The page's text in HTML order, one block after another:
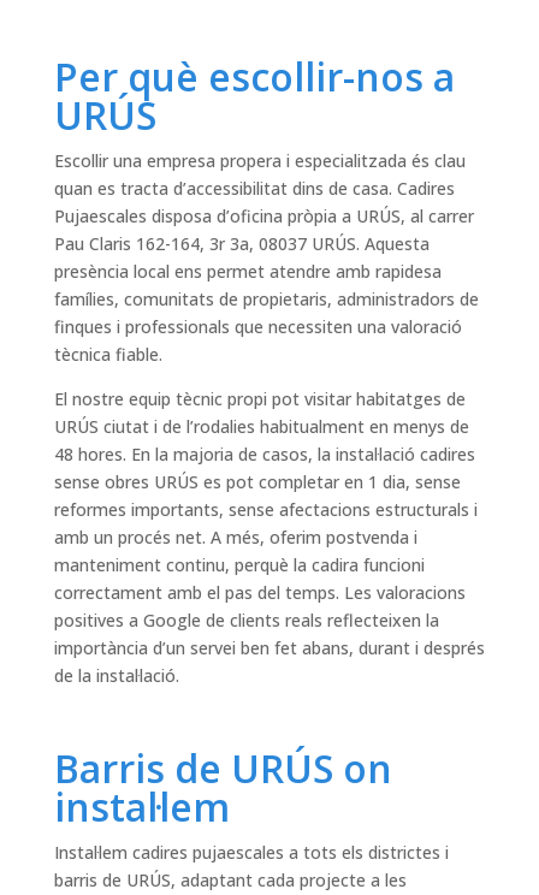
Per què escollir-nos a
URÚS
Escollir una empresa propera i especialitzada és clau
quan es tracta d’accessibilitat dins de casa. Cadires
Pujaescales disposa d’oficina pròpia a URÚS, al carrer
Pau Claris 162-164, 3r 3a, 08037 URÚS. Aquesta
presència local ens permet atendre amb rapidesa
famílies, comunitats de propietaris, administradors de
finques i professionals que necessiten una valoració
tècnica fiable.
El nostre equip tècnic propi pot visitar habitatges de
URÚS ciutat i de l’rodalies habitualment en menys de
48 hores. En la majoria de casos, la instal·lació cadires
sense obres URÚS es pot completar en 1 dia, sense
reformes importants, sense afectacions estructurals i
amb un procés net. A més, oferim postvenda i
manteniment continu, perquè la cadira funcioni
correctament amb el pas del temps. Les valoracions
positives a Google de clients reals reflecteixen la
importància d’un servei ben fet abans, durant i després
de la instal·lació.
Barris de URÚS on
instal·lem
Instal·lem cadires pujaescales a tots els districtes i
barris de URÚS, adaptant cada projecte a les